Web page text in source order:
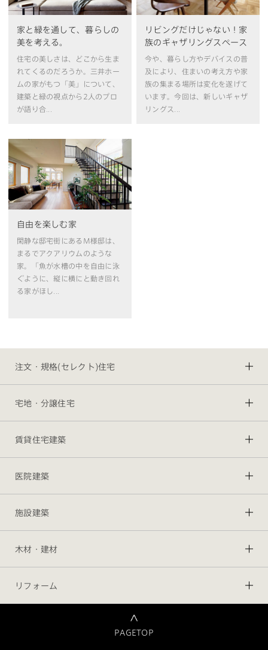
家と緑を通して、暮らしの
美を考える。
住宅の美しさは、どこから生ま
れてくるのだろうか。三井ホー
ムの家がもつ「美」について、
建築と緑の視点から2人のプロ
が語り合...
リビングだけじゃない！家
族のギャザリングスペース
今や、暮らし方やデバイスの普
及により、住まいの考え方や家
族の集まる場所は変化を遂げて
います。今回は、新しいギャザ
リングス...
自由を楽しむ家
閑静な邸宅街にあるM様邸は、
まるでアクアリウムのような
家。「魚が水槽の中を自由に泳
ぐように、縦に横にと動き回れ
る家がほし...
注文・規格(セレクト)住宅
宅地・分譲住宅
賃貸住宅建築
医院建築
施設建築
木材・建材
リフォーム
PAGETOP